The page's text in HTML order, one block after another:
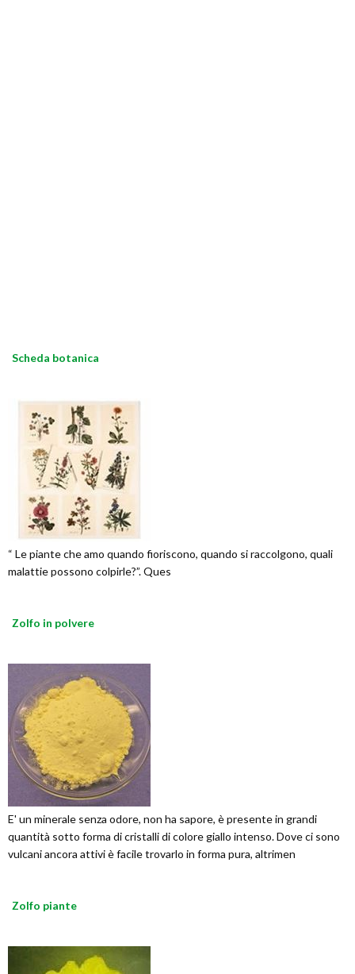
Scheda botanica
“ Le piante che amo quando fioriscono, quando si raccolgono, quali
malattie possono colpirle?”. Ques
Zolfo in polvere
E' un minerale senza odore, non ha sapore, è presente in grandi
quantità sotto forma di cristalli di colore giallo intenso. Dove ci sono
vulcani ancora attivi è facile trovarlo in forma pura, altrimen
Zolfo piante